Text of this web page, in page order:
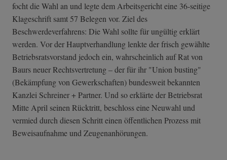
focht die Wahl an und legte dem Arbeitsgericht eine 36-seitige
Klageschrift samt 57 Belegen vor. Ziel des
Beschwerdeverfahrens: Die Wahl sollte für ungültig erklärt
werden. Vor der Hauptverhandlung lenkte der frisch gewählte
Betriebsratsvorstand jedoch ein, wahrscheinlich auf Rat von
Baurs neuer Rechtsvertretung – der für ihr "Union busting"
(Bekämpfung von Gewerkschaften) bundesweit bekannten
Kanzlei Schreiner + Partner. Und so erklärte der Betriebsrat
Mitte April seinen Rücktritt, beschloss eine Neuwahl und
vermied durch diesen Schritt einen öffentlichen Prozess mit
Beweisaufnahme und Zeugenanhörungen.